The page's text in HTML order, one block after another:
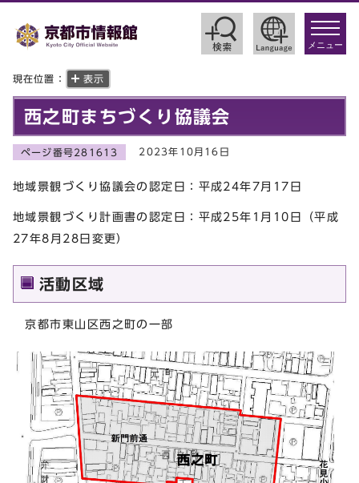
toggle
メニュー
現在位置： 表示
西之町まちづくり協議会
ページ番号281613 2023年10月16日
地域景観づくり協議会の認定日：平成24年7月17日
地域景観づくり計画書の認定日：平成25年1月10日（平成
27年8月28日変更）
活動区域
京都市東山区西之町の一部